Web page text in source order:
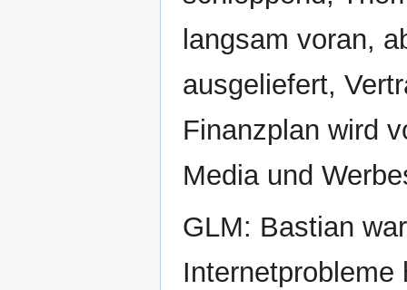
langsam voran,
ausgeliefert,
Finanzplan wird
Media und
GLM: Bastian